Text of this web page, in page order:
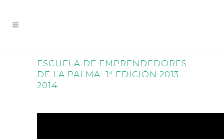
ESCUELA DE EMPRENDEDORES
DE LA PALMA. 1ª EDICIÓN 2013-
2014